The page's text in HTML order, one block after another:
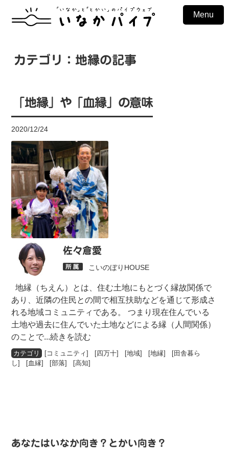
Menu
カテゴリ：地縁の記事
「地縁」や「血縁」の意味
2020/12/24
佐々倉愛
こいのぼりHOUSE
地縁（ちえん）とは、住む土地にもとづく縁故関係で
あり、近隣の住民との間で相互扶助などを通じて形成さ
れる地域コミュニティである。 つまり現在住んでいる
土地や過去に住んでいた土地などによる縁（人間関係）
のことで...続きを読む
[コミュニティ] [四万十] [地域] [地縁] [田舎暮ら
し] [血縁] [部落] [高知]
あなたはいなか向き？とかい向き？